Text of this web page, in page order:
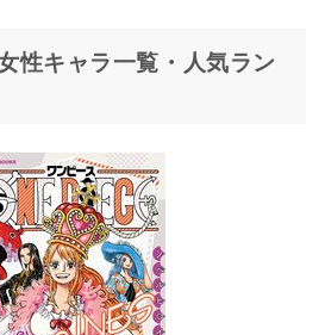
性キャラ一覧・人気ラン